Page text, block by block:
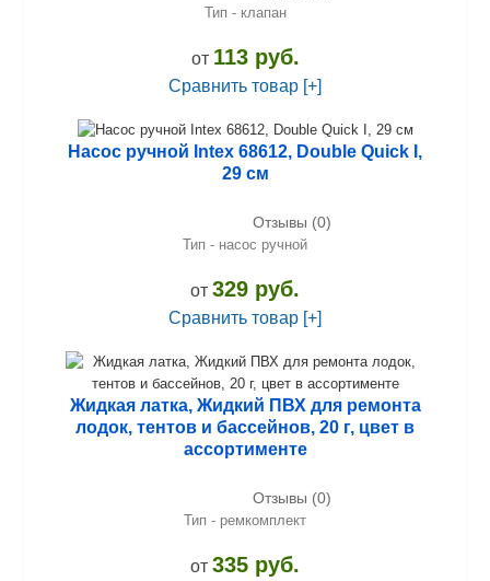
Тип - клапан
от 113 руб.
Сравнить товар [+]
Насос ручной Intex 68612, Double Quick I,
29 см
Отзывы (0)
Тип - насос ручной
от 329 руб.
Сравнить товар [+]
Жидкая латка, Жидкий ПВХ для ремонта
лодок, тентов и бассейнов, 20 г, цвет в
ассортименте
Отзывы (0)
Тип - ремкомплект
от 335 руб.